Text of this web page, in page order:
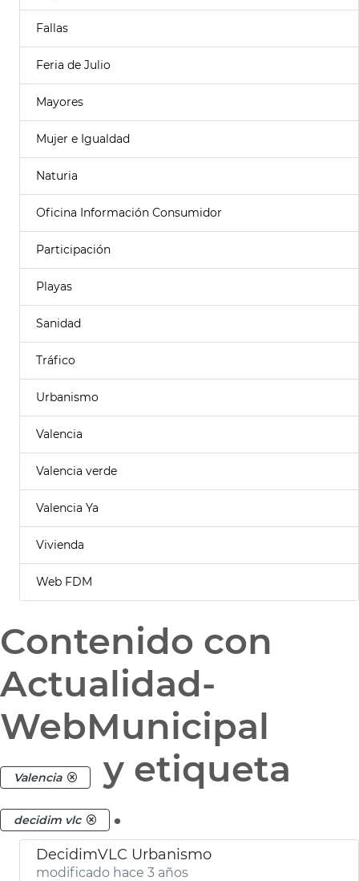
Fallas
Feria de Julio
Mayores
Mujer e Igualdad
Naturia
Oficina Información Consumidor
Participación
Playas
Sanidad
Tráfico
Urbanismo
Valencia
Valencia verde
Valencia Ya
Vivienda
Web FDM
Contenido con
Actualidad-
WebMunicipal
Valencia y etiqueta
decidim vlc .
DecidimVLC Urbanismo
modificado hace 3 años